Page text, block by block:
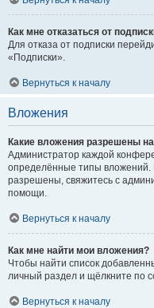
Как мне отказаться от
Для отказа от подписки
«Подписки».
Вернуться к началу
Вложения
Какие вложения разрешены
Администратор каждой
определённые типы вложений.
разрешены, свяжитесь с
помощи.
Вернуться к началу
Как мне найти мои вложения?
Чтобы найти список
личный раздел и щёлкните по
Вернуться к началу